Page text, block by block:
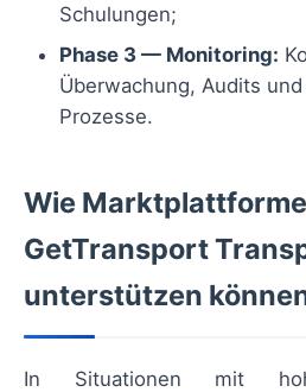
Schulungen;
Phase 3 — Monitoring:
Überwachung, Audits
Prozesse.
Wie
GetTransport
unterstützen
In Situationen mit